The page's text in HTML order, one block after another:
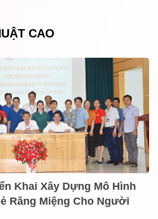
CAO
Khai Xây Dựng Mô Hình
Răng Miệng Cho Người